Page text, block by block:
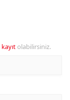
kayıt olabilirsiniz.